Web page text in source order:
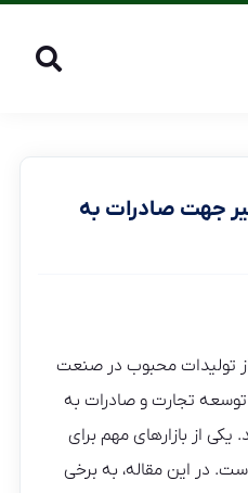
جهت صادرات به
تولیدات محبوب در صنعت
توسعه تجارت و صادرات به
از بازارهای مهم برای
در این مقاله، به برخی